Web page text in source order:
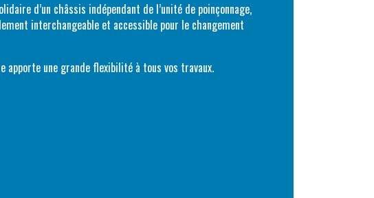
d’un châssis indépendant de l’unité de poinçonnage,
interchangeable et accessible pour le changement
apporte une grande flexibilité à tous vos travaux.